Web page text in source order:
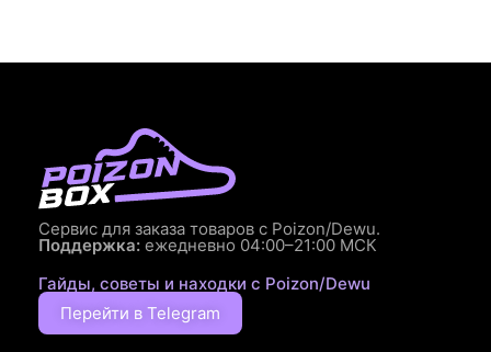
Сервис для заказа товаров с Poizon/Dewu.
Поддержка: ежедневно 04:00–21:00 МСК
Гайды, советы и находки с Poizon/Dewu
Перейти в Telegram